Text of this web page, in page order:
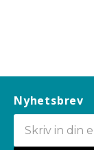
Nyhetsbrev